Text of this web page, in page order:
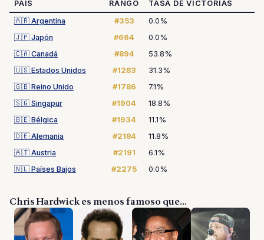
PAÍS RANGO
TASA DE VICTORIAS
🇦🇷 Argentina #353
0.0%
🇯🇵 Japón #664
0.0%
🇨🇦 Canadá #894
53.8%
🇺🇸 Estados Unidos #1283
31.3%
🇬🇧 Reino Unido #1786
7.1%
🇸🇬 Singapur #1904
18.8%
🇧🇪 Bélgica #1934
11.1%
🇩🇪 Alemania #2184
11.8%
🇦🇹 Austria #2191
6.1%
🇳🇱 Países Bajos #2275 0.0%
Chris Hardwick es menos famoso que...